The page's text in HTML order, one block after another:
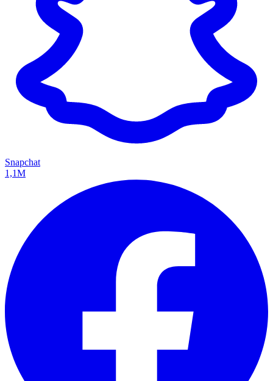
Snapchat
1,1M